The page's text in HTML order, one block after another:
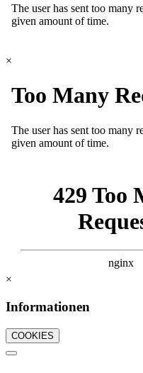
×
×
Informationen
COOKIES